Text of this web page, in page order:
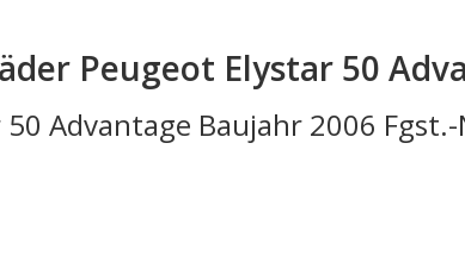
Peugeot Elystar 50
Advantage Baujahr 2006 Fgst.-